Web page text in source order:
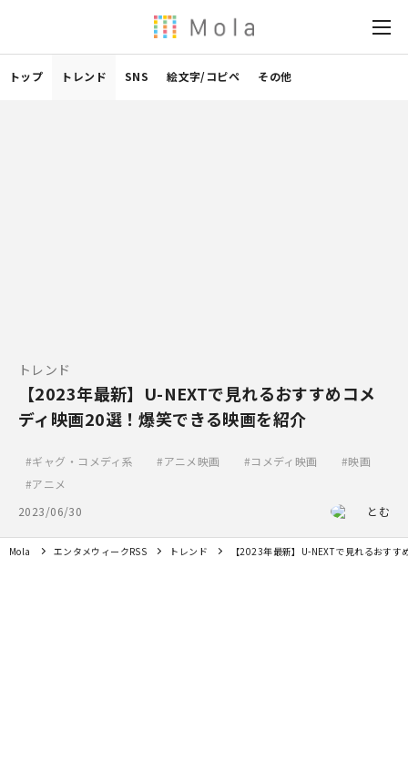
トップ トレンド SNS 絵文字/コピペ その他
トレンド
【2023年最新】U-NEXTで見れるおすすめコメ
ディ映画20選！爆笑できる映画を紹介
ギャグ・コメディ系 アニメ映画 コメディ映画
映画
アニメ
2023/06/30
とむ
Mola エンタメウィークRSS トレンド 【2023年最新】U-NEXTで見れるおす